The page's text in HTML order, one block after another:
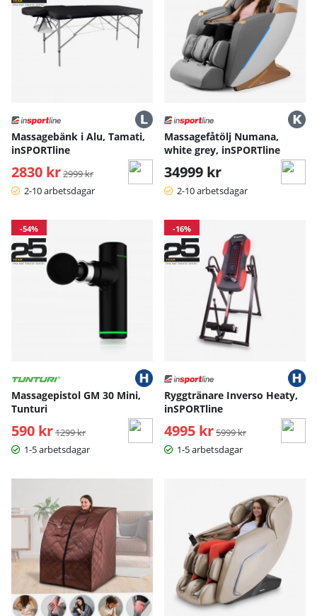
Massagebänk i Alu, Tamati,
inSPORTline
2830 kr Ordinarie pris:
2999 kr
2-10 arbetsdagar
Massagefåtölj Numana,
white grey, inSPORTline
34999 kr
2-10 arbetsdagar
-54%
Massagepistol GM 30 Mini,
Tunturi
590 kr Ordinarie pris:
1299 kr
1-5 arbetsdagar
-16%
Ryggtränare Inverso Heaty,
inSPORTline
4995 kr Ordinarie pris:
5999 kr
1-5 arbetsdagar